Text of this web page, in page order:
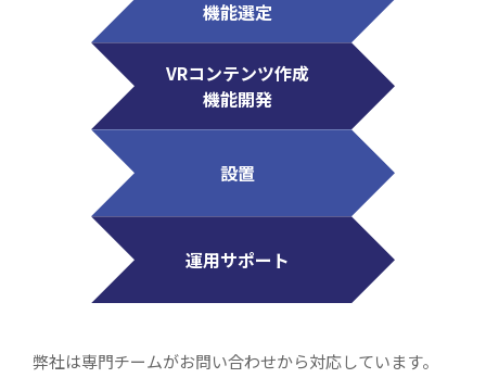
機能選定
VRコンテンツ作成
機能開発
設置
運用サポート
弊社は専門チームがお問い合わせから対応しています。